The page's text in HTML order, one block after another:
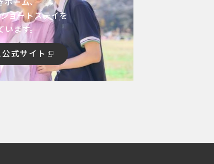
ョートステイを
います。
式サイト